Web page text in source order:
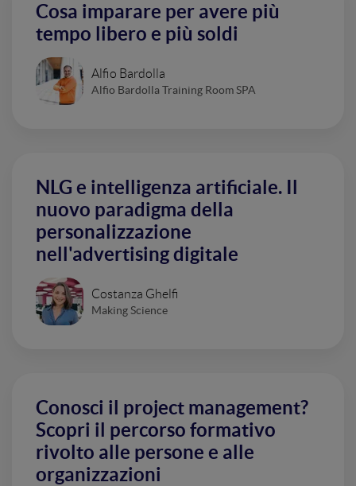
Cosa imparare per avere più
tempo libero e più soldi
Alfio Bardolla
Alfio Bardolla Training Room SPA
NLG e intelligenza artificiale. Il
nuovo paradigma della
personalizzazione
nell'advertising digitale
Costanza Ghelfi
Making Science
Conosci il project management?
Scopri il percorso formativo
rivolto alle persone e alle
organizzazioni